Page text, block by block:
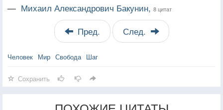
— Михаил Александрович Бакунин, 8 цитат
Пред. След.
Человек Мир Свобода Шаг
Сохранить